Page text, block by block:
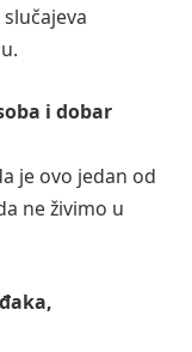
i dobar
je ovo jedan od
ne živimo u